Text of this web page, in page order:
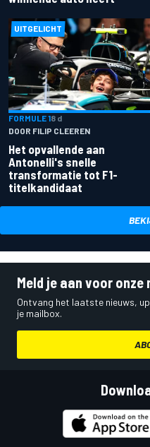
UITGELICHT
FORMULE 18 d
DOOR FILIP CLEEREN
Het opvallende aan
Antonelli's snelle
transformatie tot F1-
titelkandidaat
Meld je aan voor onze
Ontvang het laatste nieuws,
je mailbox.